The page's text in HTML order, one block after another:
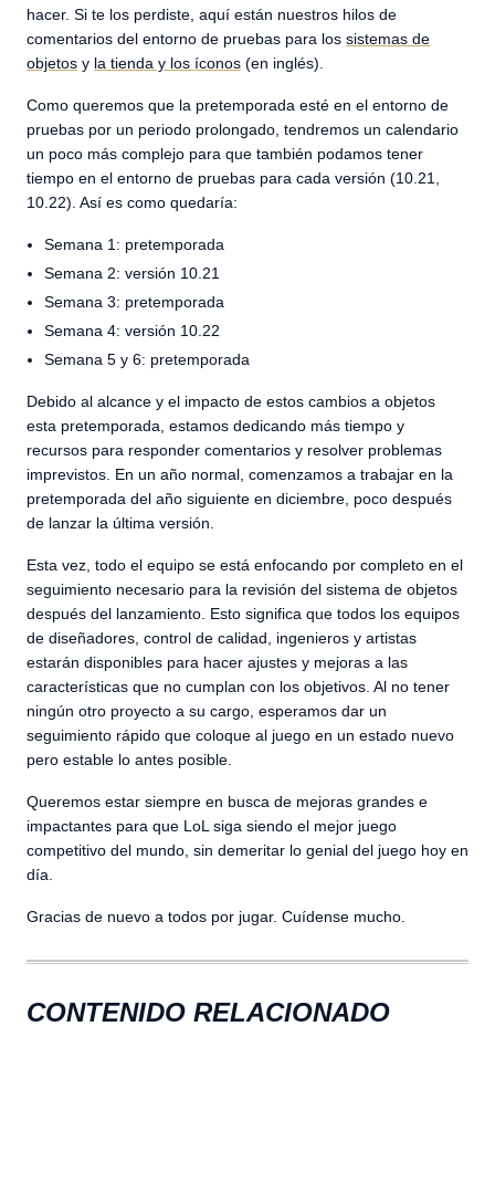
hacer. Si te los perdiste, aquí están nuestros hilos de
comentarios del entorno de pruebas para los sistemas de
objetos y la tienda y los íconos (en inglés).
Como queremos que la pretemporada esté en el entorno de
pruebas por un periodo prolongado, tendremos un calendario
un poco más complejo para que también podamos tener
tiempo en el entorno de pruebas para cada versión (10.21,
10.22). Así es como quedaría:
Semana 1: pretemporada
Semana 2: versión 10.21
Semana 3: pretemporada
Semana 4: versión 10.22
Semana 5 y 6: pretemporada
Debido al alcance y el impacto de estos cambios a objetos
esta pretemporada, estamos dedicando más tiempo y
recursos para responder comentarios y resolver problemas
imprevistos. En un año normal, comenzamos a trabajar en la
pretemporada del año siguiente en diciembre, poco después
de lanzar la última versión.
Esta vez, todo el equipo se está enfocando por completo en el
seguimiento necesario para la revisión del sistema de objetos
después del lanzamiento. Esto significa que todos los equipos
de diseñadores, control de calidad, ingenieros y artistas
estarán disponibles para hacer ajustes y mejoras a las
características que no cumplan con los objetivos. Al no tener
ningún otro proyecto a su cargo, esperamos dar un
seguimiento rápido que coloque al juego en un estado nuevo
pero estable lo antes posible.
Queremos estar siempre en busca de mejoras grandes e
impactantes para que LoL siga siendo el mejor juego
competitivo del mundo, sin demeritar lo genial del juego hoy en
día.
Gracias de nuevo a todos por jugar. Cuídense mucho.
CONTENIDO RELACIONADO